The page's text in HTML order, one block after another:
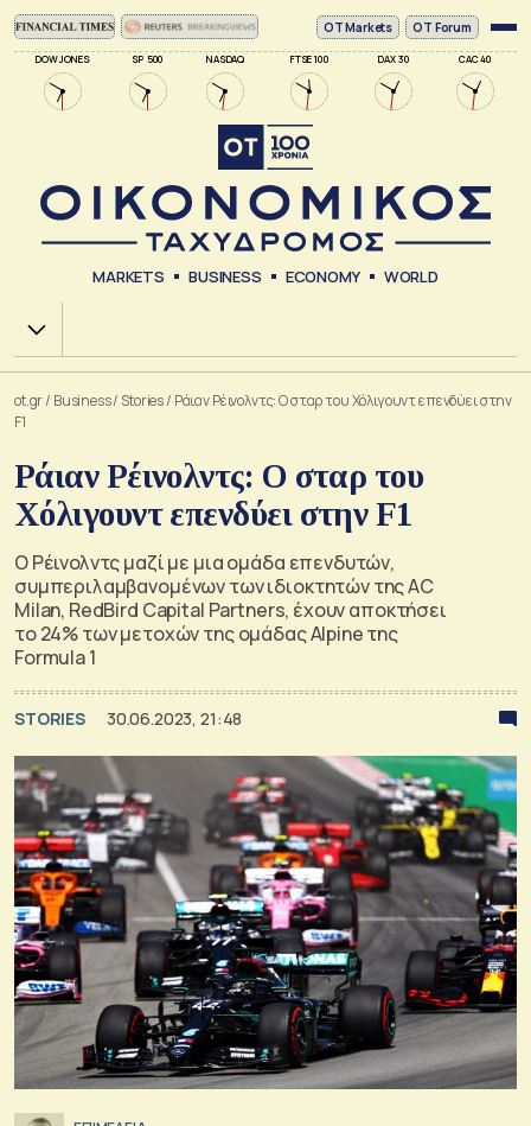
DOW JONES SP 500 NASDAQ FTSE 100 DAX 30 CAC 40
ΟΤ Markets OT Forum
MARKETS BUSINESS ECONOMY WORLD
Χ.Α.
ot.gr/ Business/ Stories/ Ράιαν Ρέινολντς: Ο σταρ του Χόλιγουντ επενδύει στην
F1
Ράιαν Ρέινολντς: Ο σταρ του
Χόλιγουντ επενδύει στην F1
Ο Ρέινολντς μαζί με μια ομάδα επενδυτών,
συμπεριλαμβανομένων των ιδιοκτητών της AC
Milan, RedBird Capital Partners, έχουν αποκτήσει
το 24% των μετοχών της ομάδας Alpine της
Formula 1
STORIES 30.06.2023, 21:48